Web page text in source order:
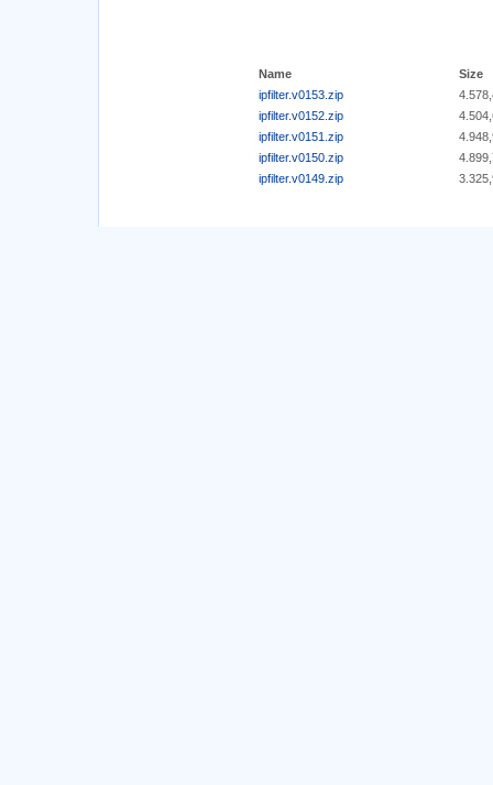
Name
Size
ipfilter.v0153.zip
ipfilter.v0152.zip
ipfilter.v0151.zip
ipfilter.v0150.zip
ipfilter.v0149.zip